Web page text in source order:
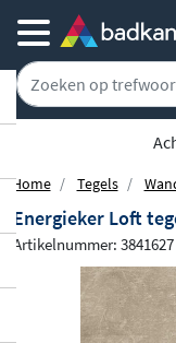
Home Tegels
Energieker Loft
Artikelnummer: 3841627